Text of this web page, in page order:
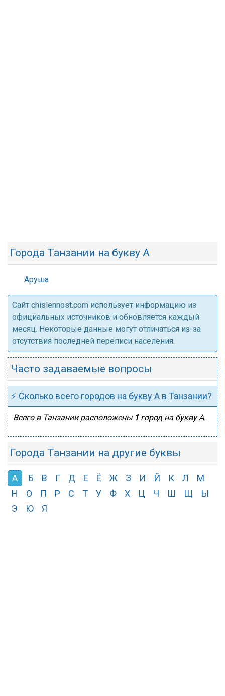
Города Танзании на букву А
Аруша
Cайт chislennost.com использует информацию из
официальных источников и обновляется каждый
месяц. Некоторые данные могут отличаться из-за
отсутствия последней переписи населения.
Часто задаваемые вопросы
⚡ Сколько всего городов на букву А в Танзании?
Всего в Танзании расположены 1город на букву А.
Города Танзании на другие буквы
А Б В Г Д Е Ё Ж З И Й К Л
М
Н
О П Р С Т У Ф Х Ц Ч Ш Щ
Ы
Э
Ю Я